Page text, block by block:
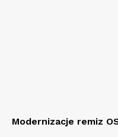
Modernizacje remiz